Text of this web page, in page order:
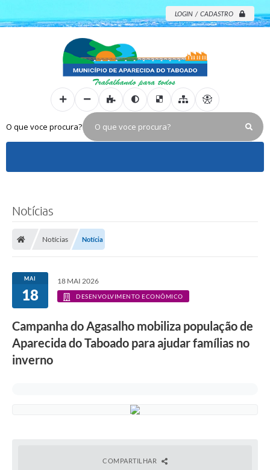
LOGIN / CADASTRO
O que voce procura?
Notícias
Notícias Notícia
MAI
18
18 MAI 2026
DESENVOLVIMENTO ECONÔMICO
Campanha do Agasalho mobiliza população de
Aparecida do Taboado para ajudar famílias no
inverno
COMPARTILHAR